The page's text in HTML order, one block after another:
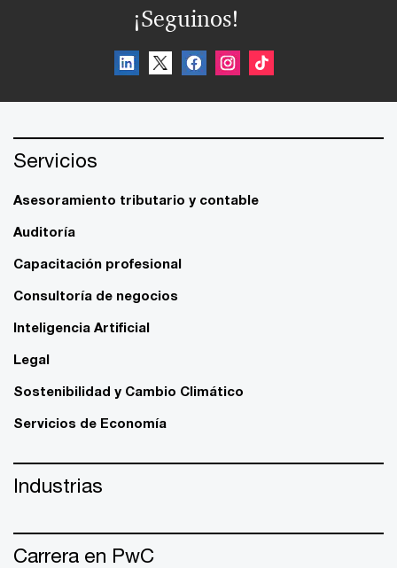
¡Seguinos!
Servicios
Asesoramiento tributario y contable
Auditoría
Capacitación profesional
Consultoría de negocios
Inteligencia Artificial
Legal
Sostenibilidad y Cambio Climático
Servicios de Economía
Industrias
Carrera en PwC